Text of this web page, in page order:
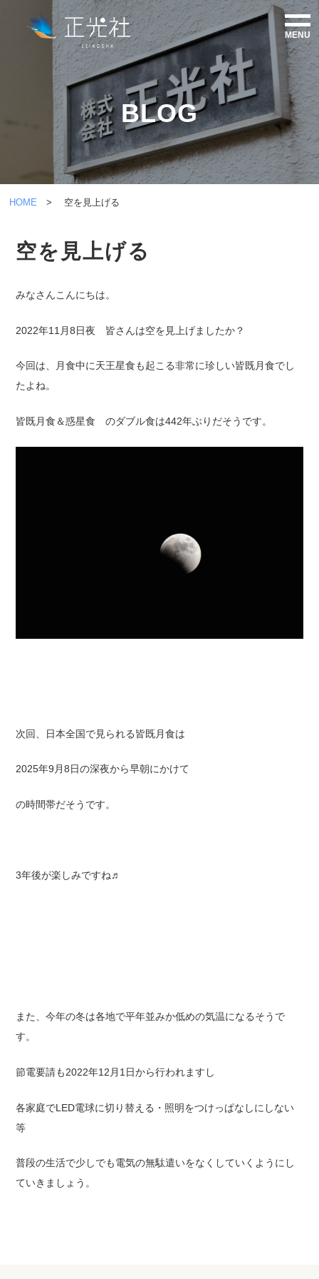
MENU
HOME
ABOUT
MESSAGE
BLOG
BLOG
HOME > 空を見上げる
空を見上げる
みなさんこんにちは。
2022年11月8日夜 皆さんは空を見上げましたか？
今回は、月食中に天王星食も起こる非常に珍しい皆既月食でし
たよね。
皆既月食＆惑星食 のダブル食は442年ぶりだそうです。
次回、日本全国で見られる皆既月食は
2025年9月8日の深夜から早朝にかけて
の時間帯だそうです。
3年後が楽しみですね♬
また、今年の冬は各地で平年並みか低めの気温になるそうで
す。
節電要請も2022年12月1日から行われますし
各家庭でLED電球に切り替える・照明をつけっぱなしにしない
等
普段の生活で少しでも電気の無駄遣いをなくしていくようにし
ていきましょう。